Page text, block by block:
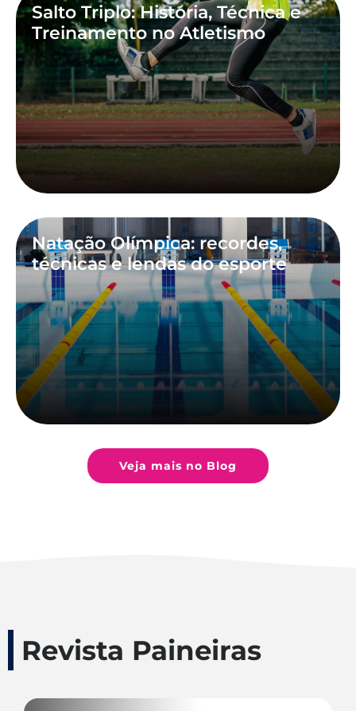
Salto Triplo: História, Técnica e
Treinamento no Atletismo
Natação Olímpica: recordes,
técnicas e lendas do esporte
Veja mais no Blog
Revista Paineiras